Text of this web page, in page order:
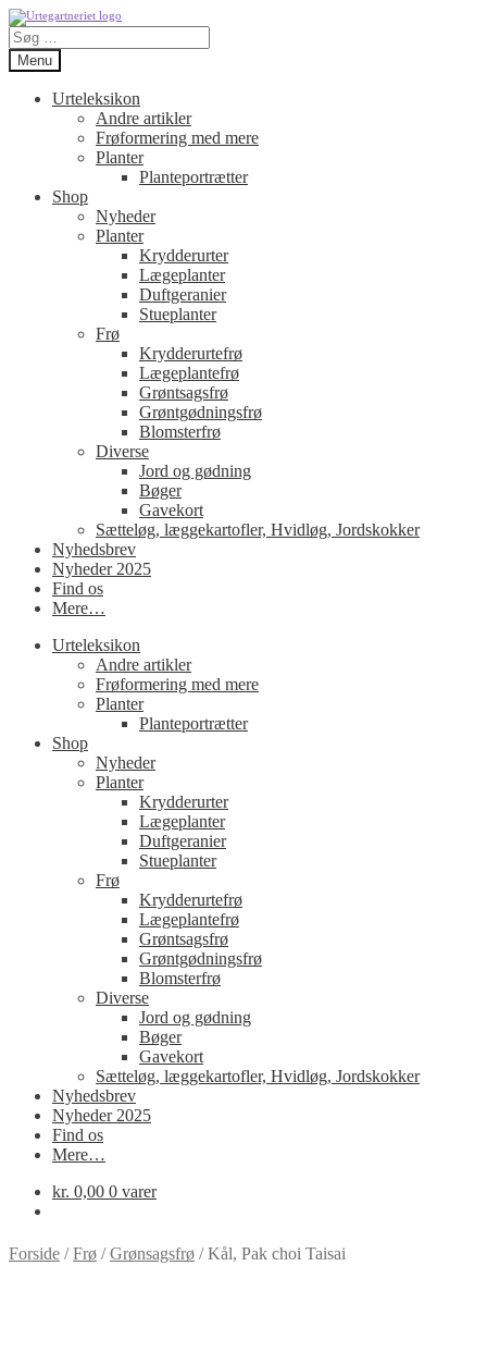
Spring
til
navigation
Spring
til
indhold
Søg
efter:
Menu
Urteleksikon
Andre artikler
Frøformering med mere
Planter
Planteportrætter
Shop
Nyheder
Planter
Krydderurter
Lægeplanter
Duftgeranier
Stueplanter
Frø
Krydderurtefrø
Lægeplantefrø
Grøntsagsfrø
Grøntgødningsfrø
Blomsterfrø
Diverse
Jord og gødning
Bøger
Gavekort
Sætteløg, læggekartofler, Hvidløg, Jordskokker
Nyhedsbrev
Nyheder 2025
Find os
Mere…
Urteleksikon
Andre artikler
Frøformering med mere
Planter
Planteportrætter
Shop
Nyheder
Planter
Krydderurter
Lægeplanter
Duftgeranier
Stueplanter
Frø
Krydderurtefrø
Lægeplantefrø
Grøntsagsfrø
Grøntgødningsfrø
Blomsterfrø
Diverse
Jord og gødning
Bøger
Gavekort
Sætteløg, læggekartofler, Hvidløg, Jordskokker
Nyhedsbrev
Nyheder 2025
Find os
Mere…
kr. 0,00 0 varer
Forside /Frø /Grønsagsfrø /Kål, Pak choi Taisai